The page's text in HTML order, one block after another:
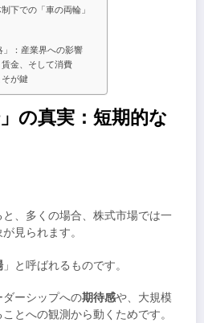
下での「車の両輪」
：産業界への影響
金、そして消費
が鍵
の真実：短期的な
、多くの場合、株式市場では一
見られます。
」と呼ばれるものです。
ーシップへの期待感や、大規模
とへの観測から動くためです。